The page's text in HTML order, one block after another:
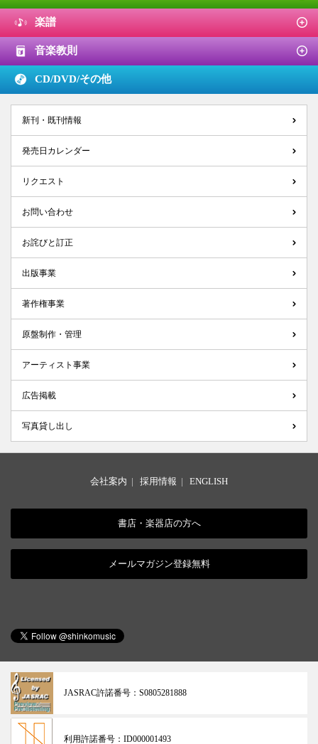
楽譜
音楽教則
CD/DVD/その他
新刊・既刊情報
発売日カレンダー
リクエスト
お問い合わせ
お詫びと訂正
出版事業
著作権事業
原盤制作・管理
アーティスト事業
広告掲載
写真貸し出し
会社案内 | 採用情報 | ENGLISH
書店・楽器店の方へ
メールマガジン登録無料
JASRAC許諾番号： S0805281888
利用許諾番号： ID000001493